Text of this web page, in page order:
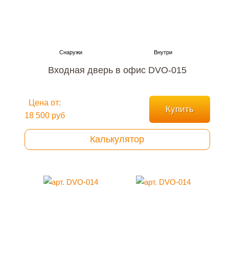
Входная дверь в офис DVO-015
Цена от:
18 500 руб
Купить
Калькулятор